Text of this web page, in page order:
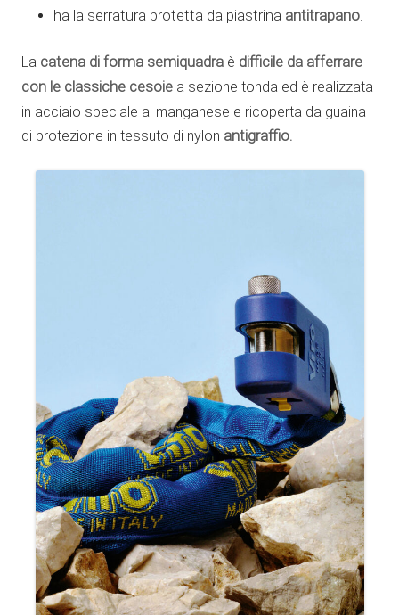
ha la serratura protetta da piastrina antitrapano.
La catena di forma semiquadra è difficile da afferrare
con le classiche cesoie a sezione tonda ed è realizzata
in acciaio speciale al manganese e ricoperta da guaina
di protezione in tessuto di nylon antigraffio.